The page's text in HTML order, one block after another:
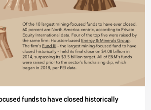
funds to have closed historically